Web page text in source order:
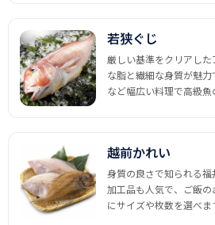
若狭ぐじ
厳しい基準をクリアし
な脂と繊細な身質が魅
など幅広い料理で高級魚
越前かれい
身質の良さで知られる
加工品も人気で、ご飯
にサイズや枚数を選べま